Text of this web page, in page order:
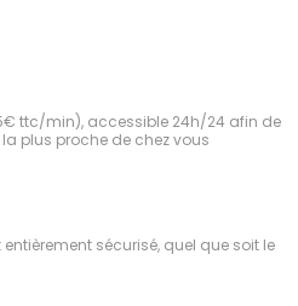
ttc/min), accessible 24h/24 afin de
plus proche de chez vous
sécurisé, quel que soit le